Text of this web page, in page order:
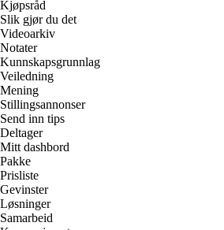
Kjøpsråd
Slik gjør du det
Videoarkiv
Notater
Kunnskapsgrunnlag
Veiledning
Mening
Stillingsannonser
Send inn tips
Deltager
Mitt dashbord
Pakke
Prisliste
Gevinster
Løsninger
Samarbeid